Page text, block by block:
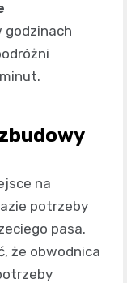
godzinach
na
potrzeby
pasa.
że obwodnica